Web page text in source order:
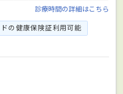
診療時間の詳細はこちら
の健康保険証利用可能